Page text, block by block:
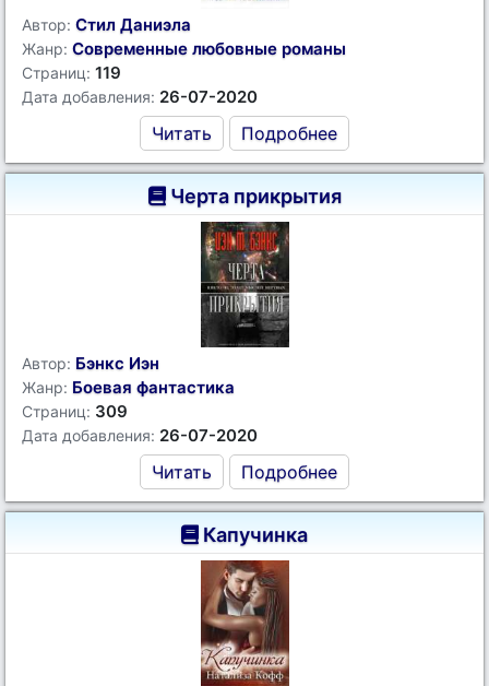
Автор: Стил Даниэла
Жанр: Современные любовные романы
Страниц: 119
Дата добавления: 26-07-2020
Читать Подробнее
Черта прикрытия
Автор: Бэнкс Иэн
Жанр: Боевая фантастика
Страниц: 309
Дата добавления: 26-07-2020
Читать Подробнее
Капучинка